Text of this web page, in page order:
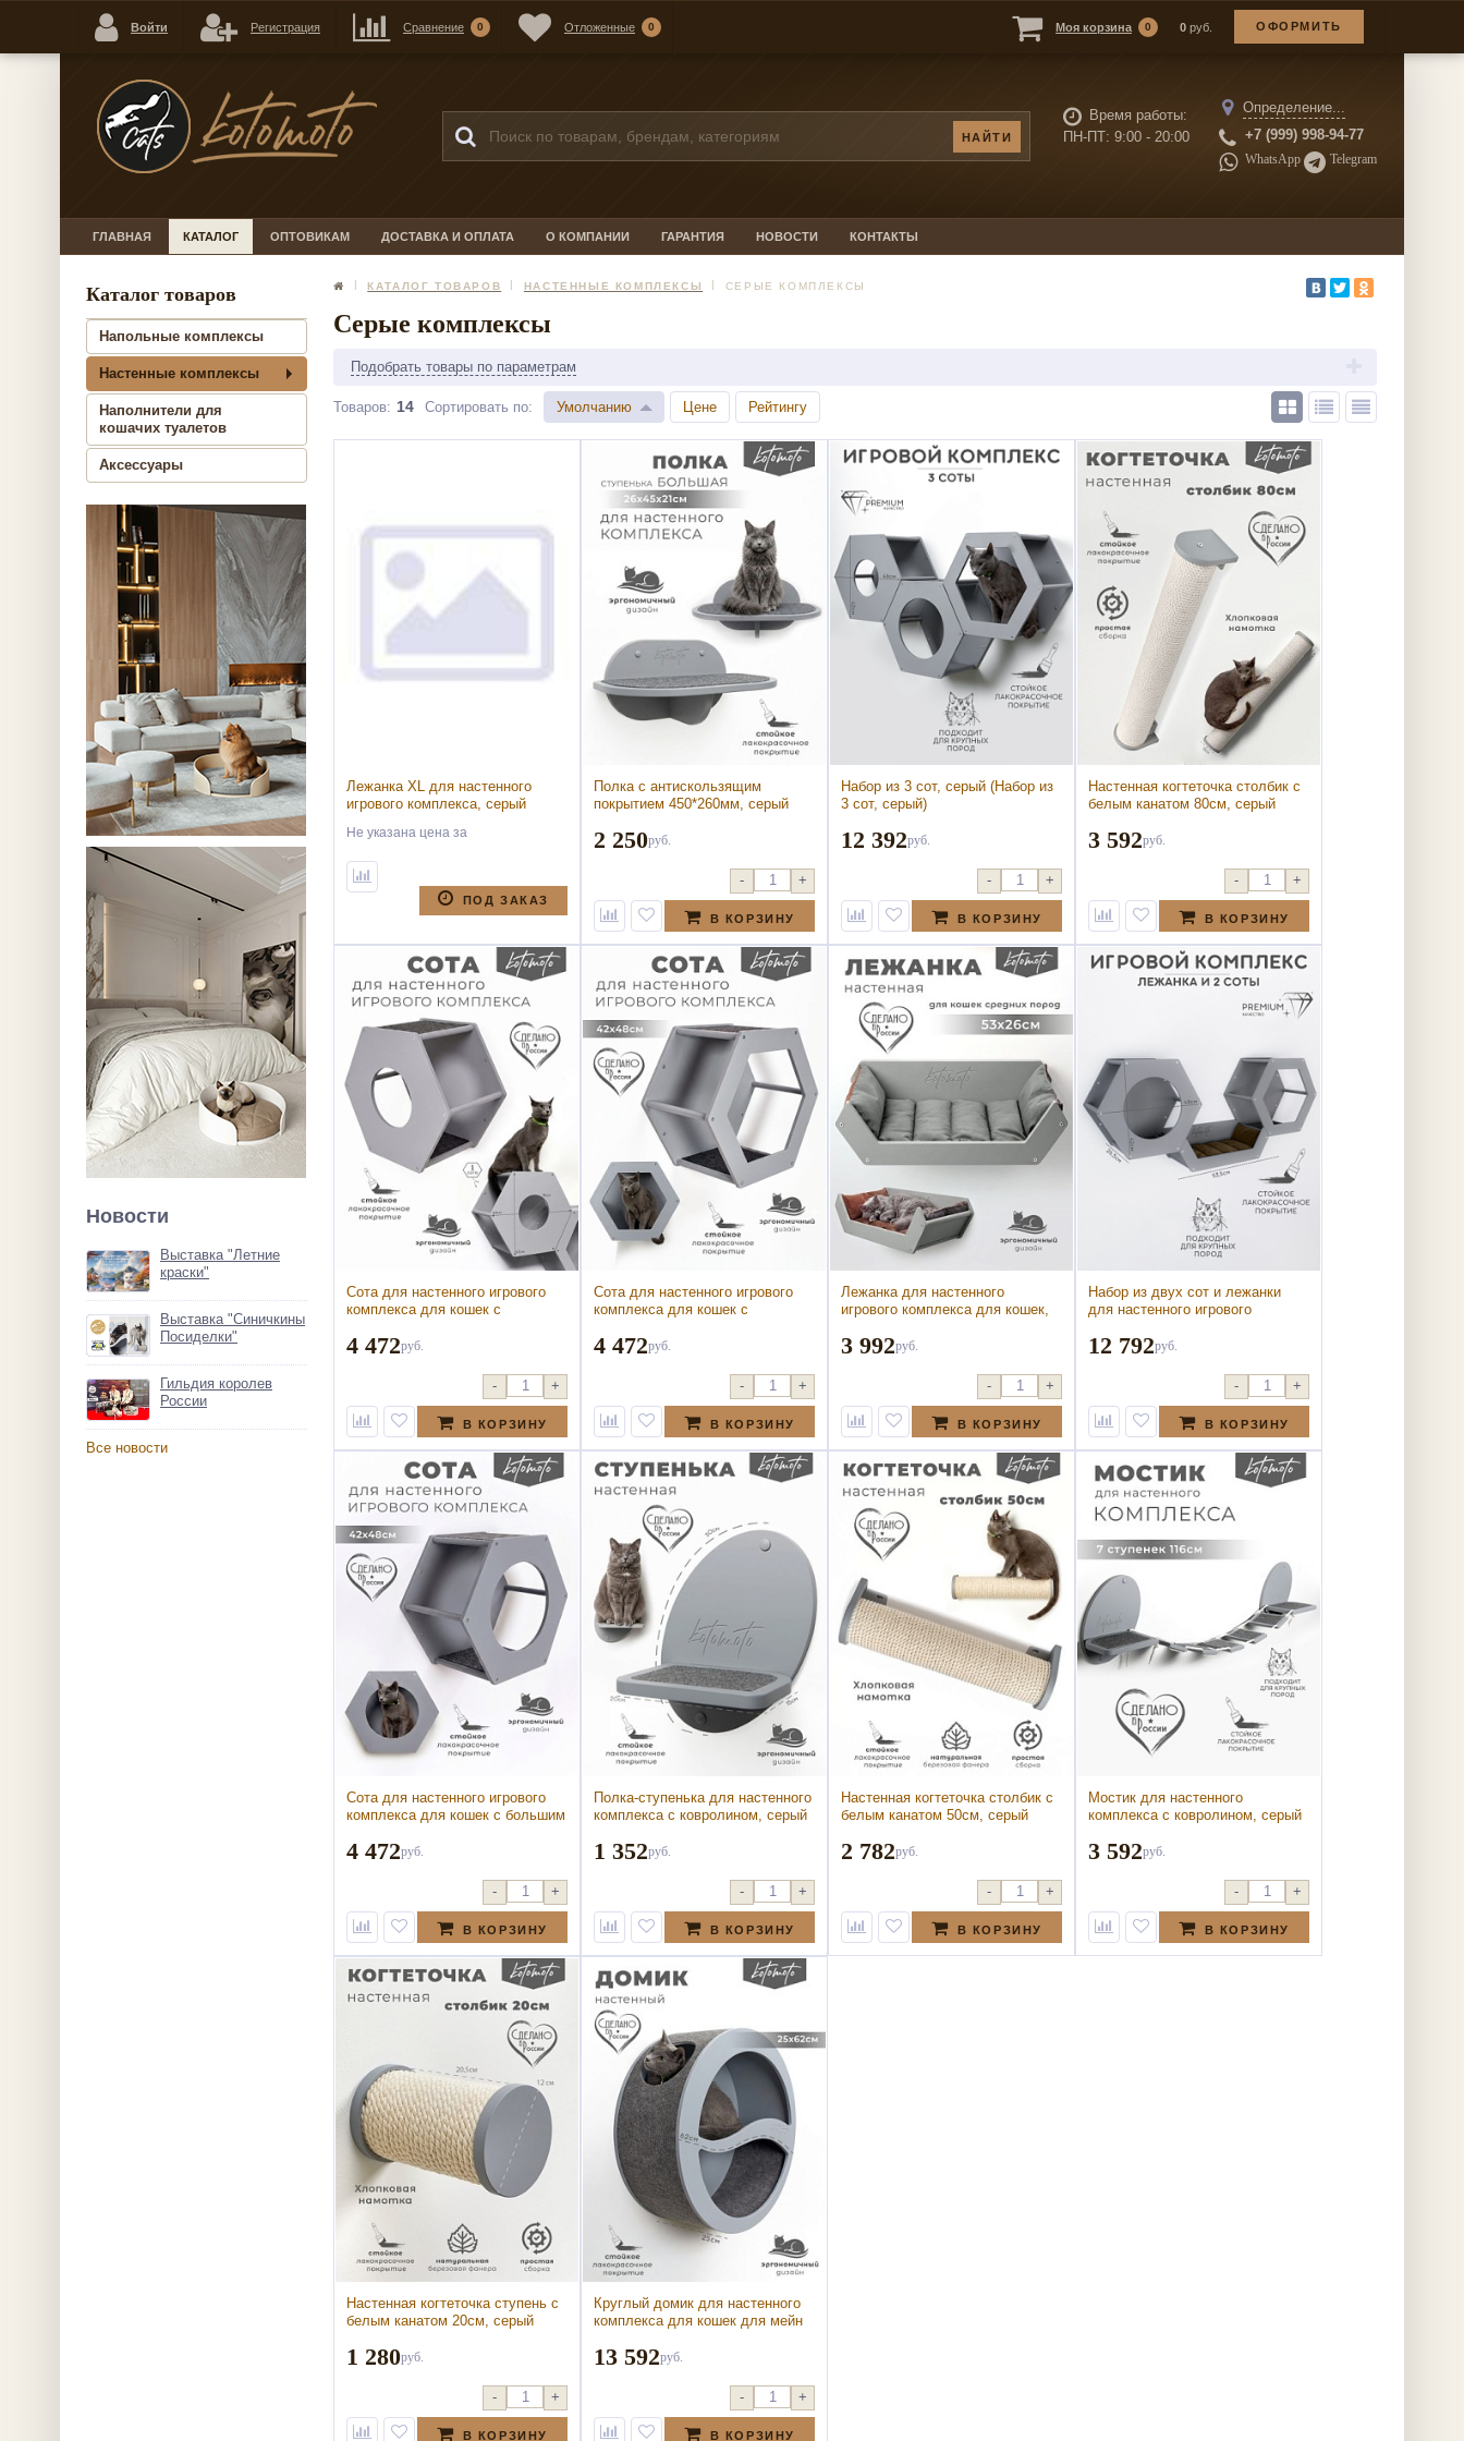
Время работы:
ПН-ПТ: 9:00 - 20:00
Определение...
+7 (999) 998-94-77
WhatsАpp Telegram
ГЛАВНАЯ КАТАЛОГ ОПТОВИКАМ ДОСТАВКА И ОПЛАТА О КОМПАНИИ ГАРАНТИЯ НОВОСТИ КОНТАКТЫ
Каталог товаров
Напольные комплексы
Настенные комплексы
Наполнители для
кошачих туалетов
Аксессуары
Новости
Выставка "Летние
краски"
Выставка "Синичкины
Посиделки"
Гильдия королев
России
Все новости
КАТАЛОГ ТОВАРОВ НАСТЕННЫЕ КОМПЛЕКСЫ СЕРЫЕ КОМПЛЕКСЫ
Серые комплексы
Подобрать товары по параметрам
Товаров: 14 Сортировать по: Умолчанию Цене Рейтингу
Лежанка XL для настенного
игрового комплекса, серый
игрового комплекса, серый)
Не указана цена за
ПОД ЗАКАЗ
Полка с антискользящим
покрытием 450*260мм, серый
покрытием 450*260мм, серый)
2 250руб.
- +
В КОРЗИНУ
Набор из 3 сот, серый (Набор из
3 сот, серый)
12 392руб.
- +
В КОРЗИНУ
Настенная когтеточка столбик с
белым канатом 80см, серый
белым канатом 80см, серый)
3 592руб.
- +
В КОРЗИНУ
Сота для настенного игрового
комплекса для кошек с
серый (Сота для настенного
маленьким круглым окошком,
4 472руб.
- +
В КОРЗИНУ
Сота для настенного игрового
комплекса для кошек с
(Сота для настенного игрового
шестигранным окошком, серый)
4 472руб.
- +
В КОРЗИНУ
Лежанка для настенного
игрового комплекса для кошек,
игрового комплекса для кошек,
3 992руб.
- +
В КОРЗИНУ
Набор из двух сот и лежанки
для настенного игрового
двух сот и лежанки для
12 792руб.
- +
В КОРЗИНУ
Сота для настенного игрового
комплекса для кошек с большим
для настенного игрового
круглым окошком, серый)
4 472руб.
- +
В КОРЗИНУ
Полка-ступенька для настенного
комплекса с ковролином, серый
настенного комплекса с
1 352руб.
- +
В КОРЗИНУ
Настенная когтеточка столбик с
белым канатом 50см, серый
белым канатом 50см, серый)
2 782руб.
- +
В КОРЗИНУ
Мостик для настенного
комплекса с ковролином, серый
комплекса с ковролином, серый)
3 592руб.
- +
В КОРЗИНУ
Настенная когтеточка ступень с
белым канатом 20см, серый
белым канатом 20см, серый)
1 280руб.
- +
В КОРЗИНУ
Круглый домик для настенного
комплекса для кошек для мейн
настенного комплекса для кошек
13 592руб.
- +
В КОРЗИНУ
Войти Регистрация Сравнение 0 Отложенные 0 Моя корзина 0 0 руб. ОФОРМИТЬ